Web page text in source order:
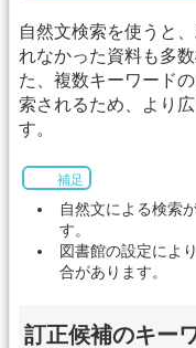
自然文検索を使うと
れなかった資料も多
た、複数キーワード
索されるため、より
す。
補足
自然文による検索
す。
図書館の設定によ
合があります。
訂正候補のキー